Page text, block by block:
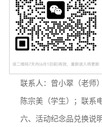
联系人：曾小翠（老师
陈宗美（学生）；联系
六、活动纪念品兑换说